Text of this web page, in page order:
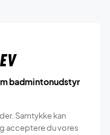
badmintonudstyr
Samtykke kan
acceptere du vores